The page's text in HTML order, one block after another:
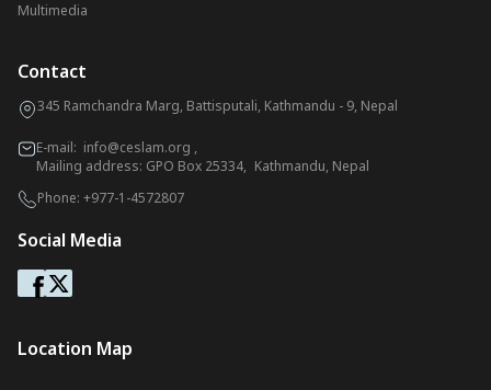
Multimedia
Contact
345 Ramchandra Marg, Battisputali, Kathmandu - 9, Nepal
E-mail: info@ceslam.org ,
Mailing address: GPO Box 25334, Kathmandu, Nepal
Phone: +977-1-4572807
Social Media
Location Map